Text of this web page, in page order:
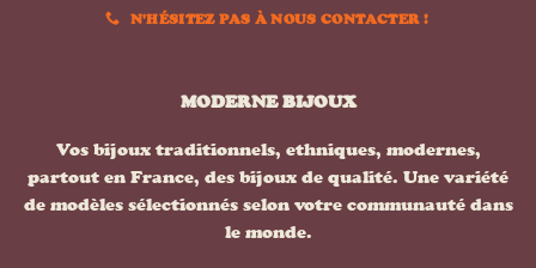
N'HÉSITEZ PAS À NOUS CONTACTER !
MODERNE BIJOUX
Vos bijoux traditionnels, ethniques, modernes,
partout en France, des bijoux de qualité. Une variété
de modèles sélectionnés selon votre communauté dans
le monde.